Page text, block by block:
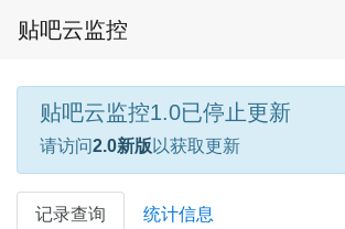
贴吧云监控
贴吧云监控1.0已停止更新
请访问2.0新版 以获取更新
记录查询 统计信息